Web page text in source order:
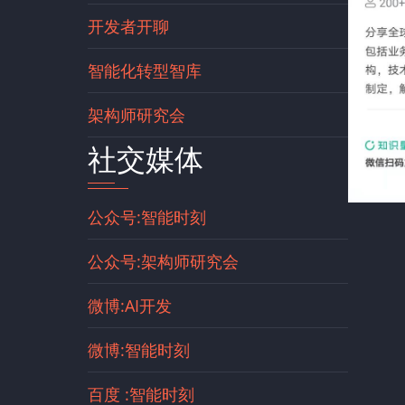
开发者开聊
智能化转型智库
架构师研究会
社交媒体
公众号:智能时刻
公众号:架构师研究会
微博:AI开发
微博:智能时刻
百度 :智能时刻